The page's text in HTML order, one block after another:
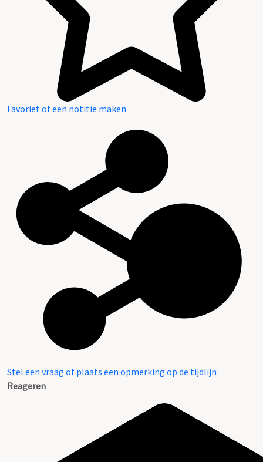
Favoriet of een notitie maken
Stel een vraag of plaats een opmerking op de tijdlijn
Reageren